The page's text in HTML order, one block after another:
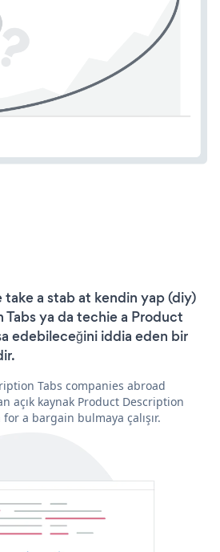
take a stab at kendin yap (diy)
ya da techie a Product
edebileceğini iddia eden bir
Tabs companies abroad
açık kaynak Product Description
a bargain bulmaya çalışır.